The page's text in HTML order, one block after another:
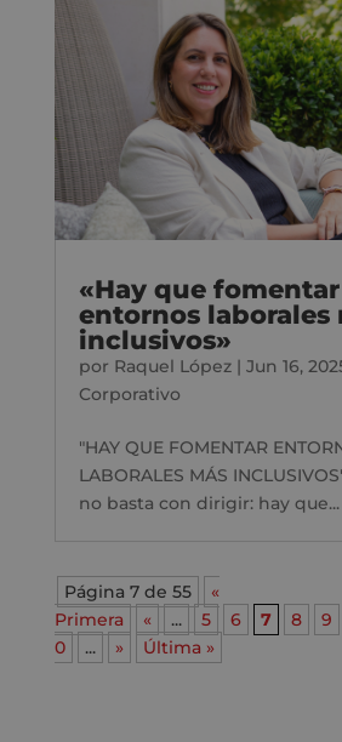
«Hay que fomentar
entornos laborales
inclusivos»
por Raquel López| Jun 16,
Corporativo
"HAY QUE FOMENTAR
LABORALES MÁS
no basta con dirigir: hay que...
Página 7 de 55
«
Primera
« ... 5 6 7 8 9
0
... » Última »